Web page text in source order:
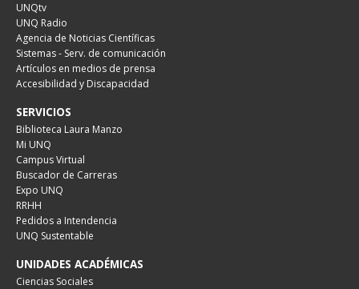
UNQtv
UNQ Radio
Agencia de Noticias Científicas
Sistemas - Serv. de comunicación
Artículos en medios de prensa
Accesibilidad y Discapacidad
SERVICIOS
Biblioteca Laura Manzo
Mi UNQ
Campus Virtual
Buscador de Carreras
Expo UNQ
RRHH
Pedidos a Intendencia
UNQ Sustentable
UNIDADES ACADÉMICAS
Ciencias Sociales